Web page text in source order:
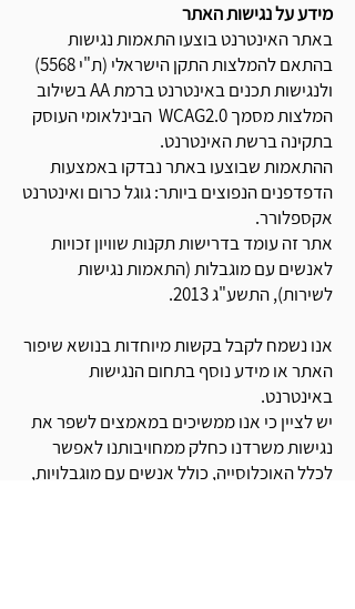
מידע על נגישות האתר
באתר האינטרנט בוצעו התאמות נגישות
בהתאם להמלצות התקן הישראלי (ת"י 5568)
ולנגישות תכנים באינטרנט ברמת AA בשילוב
המלצות מסמך WCAG2.0 הבינלאומי העוסק
בתקינה ברשת האינטרנט.
ההתאמות שבוצעו באתר נבדקו באמצעות
הדפדפנים הנפוצים ביותר: גוגל כרום ואינטרנט
אקספלורר.
אתר זה עומד בדרישות תקנות שוויון זכויות
לאנשים עם מוגבלות (התאמות נגישות
לשירות), התשע"ג 2013.
אנו נשמח לקבל בקשות מיוחדות בנושא שיפור
האתר או מידע נוסף בתחום הנגישות
באינטרנט.
יש לציין כי אנו ממשיכים במאמצים לשפר את
נגישות משרדנו כחלק ממחויבותנו לאפשר
לכלל האוכלוסייה, כולל אנשים עם מוגבלויות,